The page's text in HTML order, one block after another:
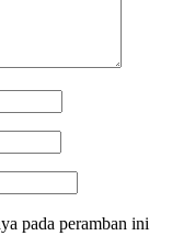
pada peramban ini